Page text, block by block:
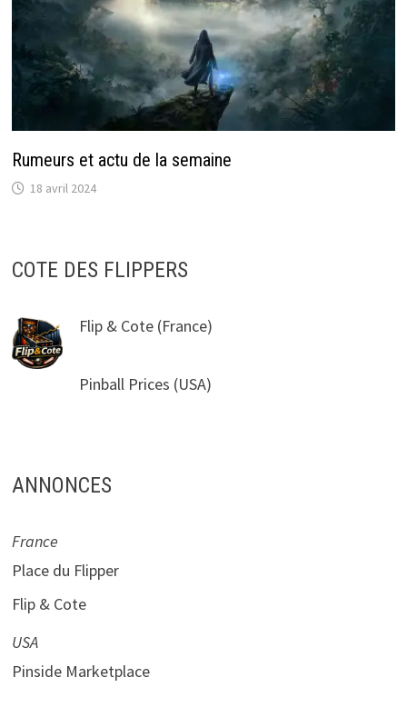
Rumeurs et actu de la semaine
18 avril 2024
COTE DES FLIPPERS
Flip & Cote(France)
Pinball Prices (USA)
ANNONCES
France
Place du Flipper
Flip & Cote
USA
Pinside Marketplace